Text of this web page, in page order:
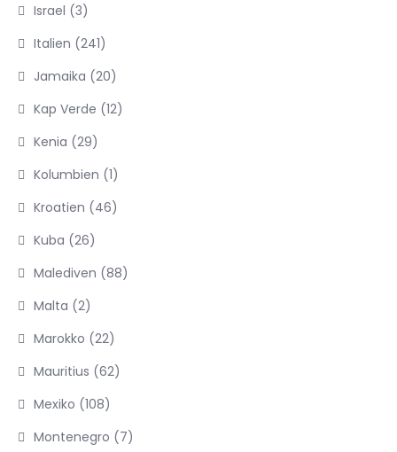
Israel (3)
Italien (241)
Jamaika (20)
Kap Verde (12)
Kenia (29)
Kolumbien (1)
Kroatien (46)
Kuba (26)
Malediven (88)
Malta (2)
Marokko (22)
Mauritius (62)
Mexiko (108)
Montenegro (7)